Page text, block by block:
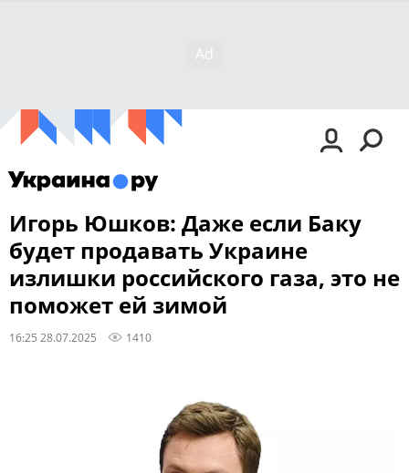
Игорь Юшков: Даже если Баку
будет продавать Украине
излишки российского газа, это не
поможет ей зимой
16:25 28.07.2025 1410